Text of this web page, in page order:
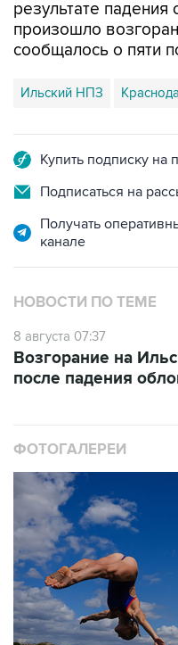
сообщалось о пяти
Ильский НПЗ
Подписаться на
Получать
НОВОСТИ ПО ТЕМЕ
8 августа 07:37
после падения